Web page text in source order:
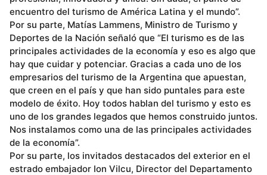
encuentro del turismo de América Latina y el mundo”.
Por su parte, Matías Lammens, Ministro de Turismo y
Deportes de la Nación señaló que “El turismo es de las
principales actividades de la economía y eso es algo que
hay que cuidar y potenciar. Gracias a cada uno de los
empresarios del turismo de la Argentina que apuestan,
que creen en el país y que han sido puntales para este
modelo de éxito. Hoy todos hablan del turismo y esto es
uno de los grandes legados que hemos construido juntos.
Nos instalamos como una de las principales actividades
de la economía”.
Por su parte, los invitados destacados del exterior en el
estrado embajador Ion Vilcu, Director del Departamento